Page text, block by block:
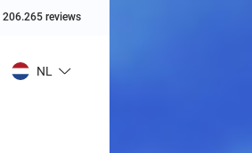
206.265 reviews
NL